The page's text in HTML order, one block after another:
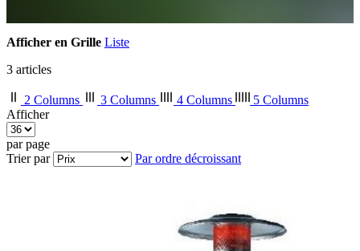
Afficher en Grille Liste
3 articles
2 Columns 3 Columns 4 Columns
5 Columns
Afficher
par page
Trier par
Par ordre décroissant